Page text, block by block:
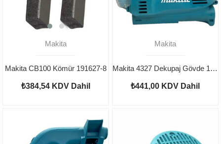
Makita
Makita CB100 Kömür 191627-8
₺384,54 KDV Dahil
Makita
Makita 4327 Dekupaj Gövde 188342-3
₺441,00 KDV Dahil